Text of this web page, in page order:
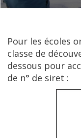
Pour les écoles
classe de
dessous pour
de n° de siret :